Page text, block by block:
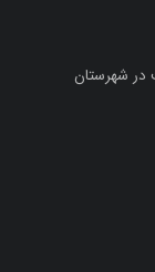
شهرستان